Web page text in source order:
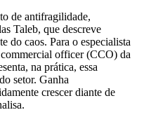
de antifragilidade,
Taleb, que descreve
do caos. Para o especialista
officer (CCO) da
na prática, essa
setor. Ganha
crescer diante de